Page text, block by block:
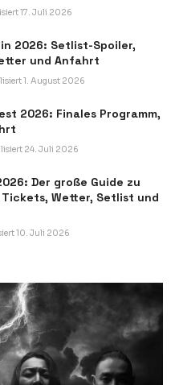
17. Juli 2026
2026: Setlist-Spoiler,
und Anfahrt
1. August 2026
2026: Finales Programm,
24. Juli 2026
Der große Guide zu
Tickets, Wetter, Setlist und
10. Juli 2026